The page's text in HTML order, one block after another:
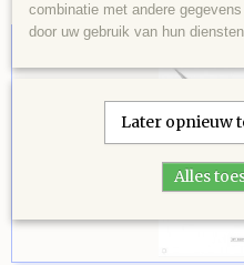
combinatie met andere
door uw gebruik van hun
Later opnieuw
Alles